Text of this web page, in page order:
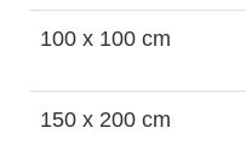
100 x 100 cm
150 x 200 cm